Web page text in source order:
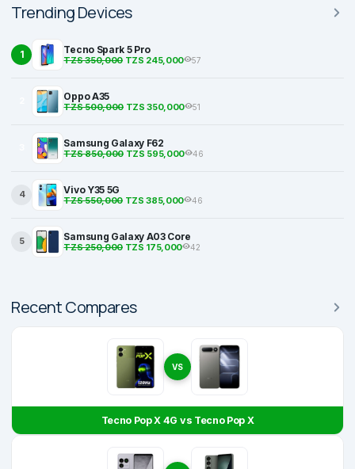
Trending Devices
1 Tecno Spark 5 Pro
TZS 350,000TZS 245,000 57
Oppo A35
TZS 500,000TZS 350,000 51
Samsung Galaxy F62
TZS 850,000TZS 595,000 46
4 Vivo Y35 5G
TZS 550,000TZS 385,000 46
5 Samsung Galaxy A03 Core
TZS 250,000TZS 175,000 42
Recent Compares
VS
Tecno Pop X 4G vs Tecno Pop X